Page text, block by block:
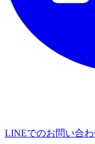
LINEでのお問い合